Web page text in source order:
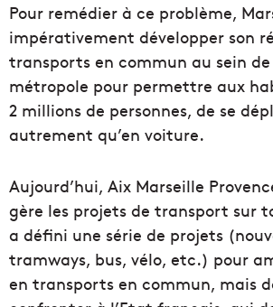
Pour remédier à ce problème,
impérativement développer son
transports en commun au sein
métropole pour permettre aux
2 millions de personnes, de se
autrement qu’en voiture.
Aujourd’hui, Aix Marseille
gère les projets de transport sur
a défini une série de projets
tramways, bus, vélo, etc.) pour
en transports en commun, mais